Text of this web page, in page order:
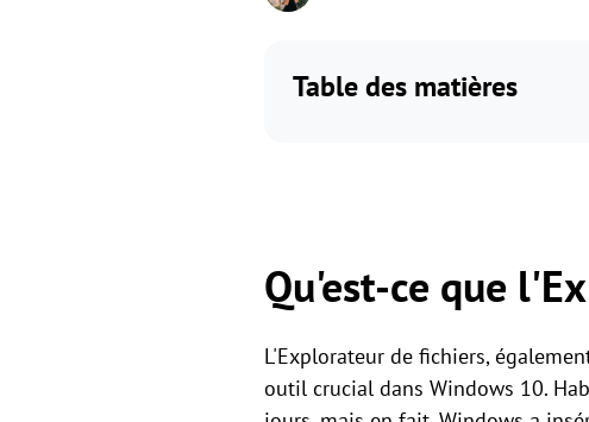
Table des matières
Qu'est-ce que
L'Explorateur de fichiers,
outil crucial dans Windows 10.